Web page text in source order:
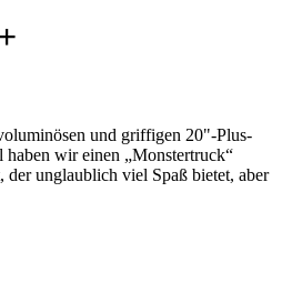
und griffigen 20"-Plus-
haben wir einen „Monstertruck“
unglaublich viel Spaß bietet, aber